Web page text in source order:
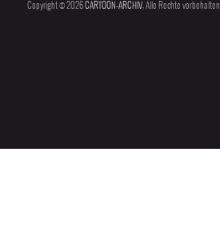
Copyright © 2026CARTOON-ARCHIV, Alle Rechte vorbehalten.